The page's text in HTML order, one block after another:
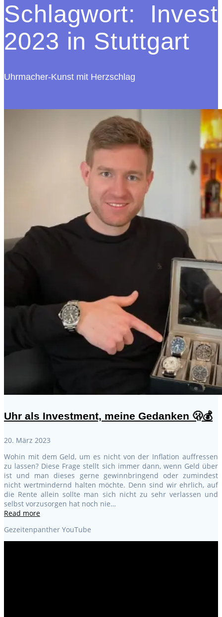
Schlagwort: Invest
2023 in Stuttgart
Uhrmacher-Kunst mit Herzschlag
Uhr als Investment, meine Gedanken 🫢💰
20. März 2023
Wohin mit dem Geld, um es nicht von der Inflation auffressen
zu lassen? Diese Frage stellt sich immer dann, wenn Geld über
ist und man dieses gerne gewinnbringend oder zumindest
nicht wertmindernd halten möchte. Denn sind wir ehrlich, auf
die Rente allein sollte man sich nicht zu sehr verlassen und
selbst vorzusorgen hat noch nie…
Read more
Gezeitenpanther YouTube